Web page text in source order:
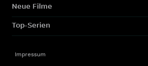
Neue Filme
Top-Serien
Impressum